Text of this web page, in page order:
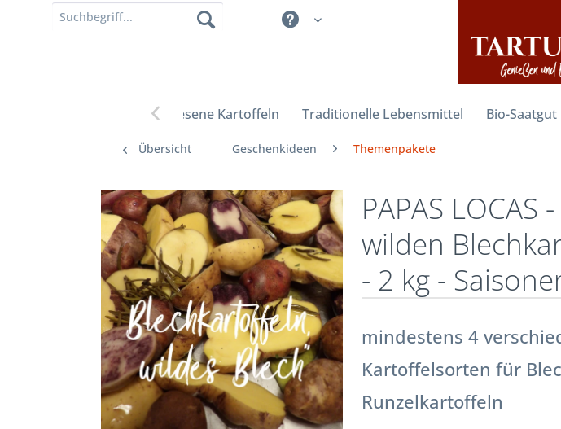
Erlesene Kartoffeln Traditionelle Lebensmittel Bio-Saatgut

Übersicht Geschenkideen Themenpakete
PAPAS LOCAS
wilden
- 2 kg -
mindestens 4
Kartoffelsorten für
Runzelkartoffeln